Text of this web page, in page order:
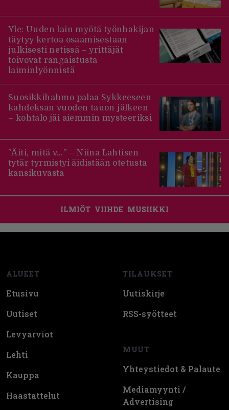
Yle: Uuden lain myötä työnhakijan
täytyy kertoa osaamisestaan
julkisesti netissä – yrittäjät
toivovat rangaistusta
laiminlyönnistä
Suosikkihahmo palaa Sykkeeseen
kahdeksan vuoden tauon jälkeen
– kohtalo jäi aiemmin mysteeriksi
”Äiti, mitä v…” – Niina Lahtisen
tytär tyrmistyi äidistään otetusta
kansikuvasta
ILMIÖT VIIHDE MUSIIKKI
ALUEET
Etusivu
Uutiset
Levyarviot
Lehti
Kauppa
Haastattelut
TILAUKSET
Uutiskirje
RSS-syötteet
MUUT
Yhteystiedot & Palaute
Mediamyynti /
Advertising